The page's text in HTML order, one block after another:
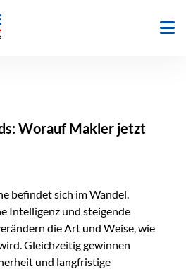
Worauf Makler jetzt
befindet sich im Wandel.
Intelligenz und steigende
die Art und Weise, wie
Gleichzeitig gewinnen
und langfristige